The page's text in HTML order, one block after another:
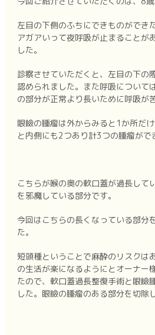
左目の下側のふちにできものができ
アガアいって夜呼吸が止まることが
した。
診察させていただくと、左目の下の
認められました。また呼吸について
の部分が正常より長いために呼吸が
眼瞼の腫瘤は外からみると1か所だ
と内側にも2つあり計3つの腫瘤がで
こちらが喉の奥の軟口蓋が過長して
を邪魔している部分です。
今回はこちらの長くなっている部分
た。
短頭種ということで麻酔のリスクは
の生活が楽になるようにとオーナー
たので、軟口蓋過長整復手術と眼瞼
した。眼瞼の腫瘤のある部分を切除